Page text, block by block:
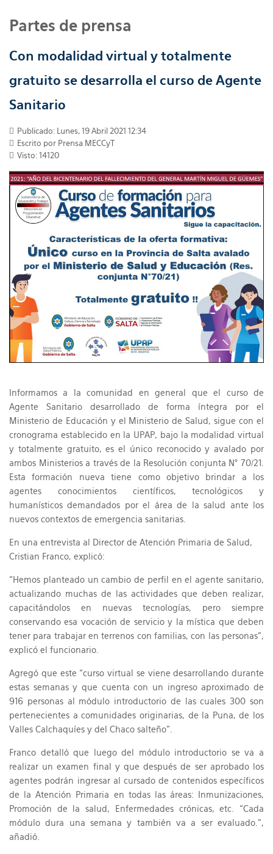
Partes de prensa
Con modalidad virtual y totalmente
gratuito se desarrolla el curso de Agente
Sanitario
Publicado: Lunes, 19 Abril 2021 12:34
Escrito por Prensa MECCyT
Visto: 14120
Informamos a la comunidad en general que el curso de
Agente Sanitario desarrollado de forma íntegra por el
Ministerio de Educación y el Ministerio de Salud, sigue con el
cronograma establecido en la UPAP, bajo la modalidad virtual
y totalmente gratuito, es el único reconocido y avalado por
ambos Ministerios a través de la Resolución conjunta N° 70/21.
Esta formación nueva tiene como objetivo brindar a los
agentes conocimientos científicos, tecnológicos y
humanísticos demandados por el área de la salud ante los
nuevos contextos de emergencia sanitarias.
En una entrevista al Director de Atención Primaria de Salud,
Cristian Franco, explicó:
“Hemos planteado un cambio de perfil en el agente sanitario,
actualizando muchas de las actividades que deben realizar,
capacitándolos en nuevas tecnologías, pero siempre
conservando esa vocación de servicio y la mística que deben
tener para trabajar en terrenos con familias, con las personas”,
explicó el funcionario.
Agregó que este “curso virtual se viene desarrollando durante
estas semanas y que cuenta con un ingreso aproximado de
916 personas al módulo introductorio de las cuales 300 son
pertenecientes a comunidades originarias, de la Puna, de los
Valles Calchaquíes y del Chaco salteño”.
Franco detalló que luego del módulo introductorio se va a
realizar un examen final y que después de ser aprobado los
agentes podrán ingresar al cursado de contenidos específicos
de la Atención Primaria en todas las áreas: Inmunizaciones,
Promoción de la salud, Enfermedades crónicas, etc. “Cada
módulo dura una semana y también va a ser evaluado.”,
añadió.